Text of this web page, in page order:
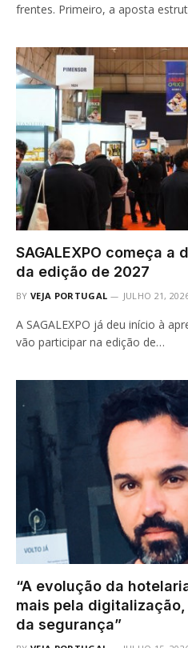
frentes. Primeiro, a aposta
SAGALEXPO começa
da edição de 2027
BY VEJA PORTUGAL JULHO 21,
A SAGALEXPO já deu início à
vão participar na edição de…
“A evolução da
mais pela
da segurança”